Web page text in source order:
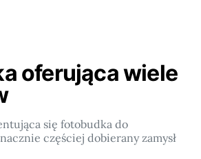
oferująca wiele
się fotobudka do
częściej dobierany zamysł